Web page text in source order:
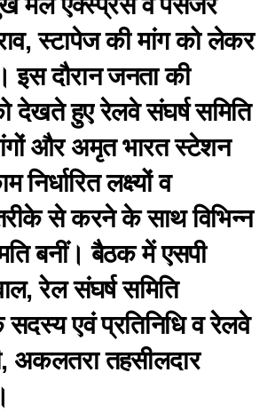
स्टापेज की मांग को लेकर
इस दौरान जनता की
देखते हुए रेलवे संघर्ष समिति
और अमृत भारत स्टेशन
निर्धारित लक्ष्यों व
तरीके से करने के साथ विभिन्न
बनीं। बैठक में एसपी
रेल संघर्ष समिति
एवं प्रतिनिधि व रेलवे
अकलतरा तहसीलदार